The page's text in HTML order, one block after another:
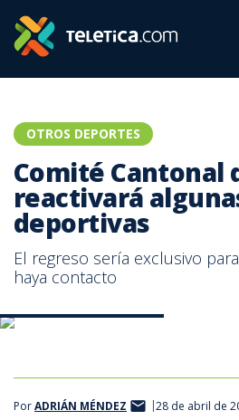
OTROS DEPORTES
Comité Cantonal
reactivará
deportivas
El regreso sería exclusivo
haya contacto
PorADRIÁN MÉNDEZ 28 de abril de